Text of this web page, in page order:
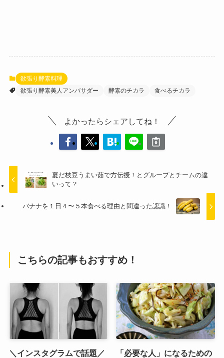
欲張り酵素料理
欲張り酵素美人アンバサダー
酵素のチカラ 食べるチカラ
よかったらシェアしてね！
夏だ枝豆うまい茹で方伝授！とグループとチームの違
いって？
バナナを１日４〜５本食べる理由と間違った認識！
こちらの記事もおすすめ！
＼インスタグラムで話題／
「必要な人」になるための